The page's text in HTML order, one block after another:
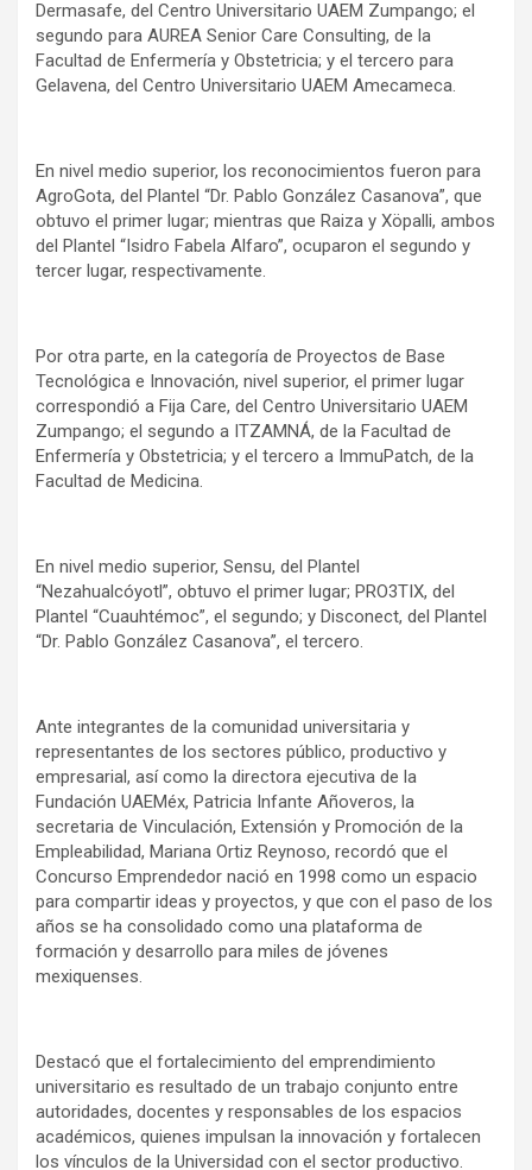
Dermasafe, del Centro Universitario UAEM Zumpango; el
segundo para AUREA Senior Care Consulting, de la
Facultad de Enfermería y Obstetricia; y el tercero para
Gelavena, del Centro Universitario UAEM Amecameca.
En nivel medio superior, los reconocimientos fueron para
AgroGota, del Plantel “Dr. Pablo González Casanova”, que
obtuvo el primer lugar; mientras que Raiza y Xöpalli, ambos
del Plantel “Isidro Fabela Alfaro”, ocuparon el segundo y
tercer lugar, respectivamente.
Por otra parte, en la categoría de Proyectos de Base
Tecnológica e Innovación, nivel superior, el primer lugar
correspondió a Fija Care, del Centro Universitario UAEM
Zumpango; el segundo a ITZAMNÁ, de la Facultad de
Enfermería y Obstetricia; y el tercero a ImmuPatch, de la
Facultad de Medicina.
En nivel medio superior, Sensu, del Plantel
“Nezahualcóyotl”, obtuvo el primer lugar; PRO3TIX, del
Plantel “Cuauhtémoc”, el segundo; y Disconect, del Plantel
“Dr. Pablo González Casanova”, el tercero.
Ante integrantes de la comunidad universitaria y
representantes de los sectores público, productivo y
empresarial, así como la directora ejecutiva de la
Fundación UAEMéx, Patricia Infante Añoveros, la
secretaria de Vinculación, Extensión y Promoción de la
Empleabilidad, Mariana Ortiz Reynoso, recordó que el
Concurso Emprendedor nació en 1998 como un espacio
para compartir ideas y proyectos, y que con el paso de los
años se ha consolidado como una plataforma de
formación y desarrollo para miles de jóvenes
mexiquenses.
Destacó que el fortalecimiento del emprendimiento
universitario es resultado de un trabajo conjunto entre
autoridades, docentes y responsables de los espacios
académicos, quienes impulsan la innovación y fortalecen
los vínculos de la Universidad con el sector productivo.